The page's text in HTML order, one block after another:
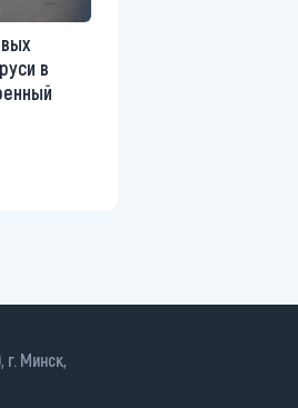
в
Минск,